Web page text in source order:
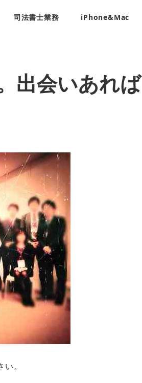
司法書士業務 iPhone&Mac
出会いあれば
。